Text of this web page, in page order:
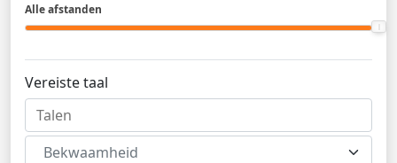
Alle afstanden
Vereiste taal
Bekwaamheid